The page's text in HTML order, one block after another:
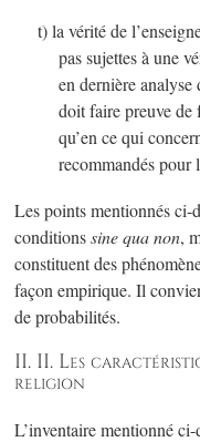
t) la vérité de
pas sujettes à une
en dernière analyse
doit faire preuve de
qu’en ce qui
recommandés pour
Les points mentionnés ci-
conditionssine qua non,
constituent des
façon empirique. Il
de probabilités.
II. II. Les
religion
L’inventaire mentionné